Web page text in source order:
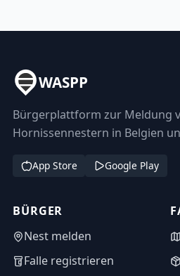
WASPP
Bürgerplattform zur Meldung
Hornissennestern in Belgien
App Store Google Play
BÜRGER
Nest melden
Falle registrieren